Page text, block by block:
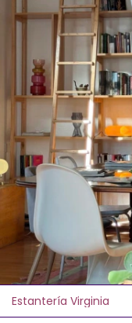
Estantería Virginia